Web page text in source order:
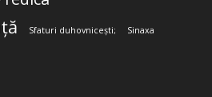
Sfaturi duhovnicești; Sinaxa